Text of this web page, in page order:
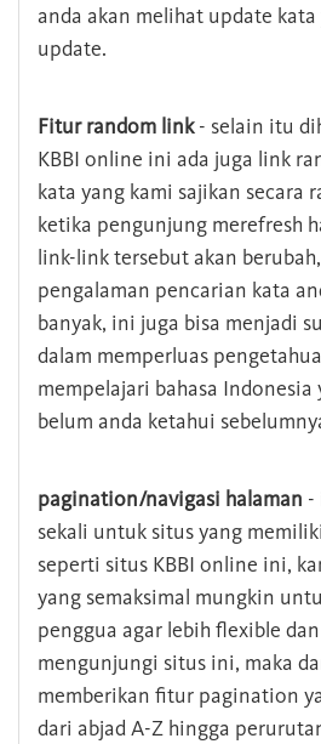
anda akan melihat update kata
update.
Fitur random link- selain itu
KBBI online ini ada juga link
kata yang kami sajikan secara
ketika pengunjung merefresh
link-link tersebut akan
pengalaman pencarian kata
banyak, ini juga bisa menjadi
dalam memperluas
mempelajari bahasa Indonesia
belum anda ketahui
pagination/navigasi halaman -
sekali untuk situs yang
seperti situs KBBI online ini,
yang semaksimal mungkin
penggua agar lebih flexible
mengunjungi situs ini, maka
memberikan fitur pagination
dari abjad A-Z hingga